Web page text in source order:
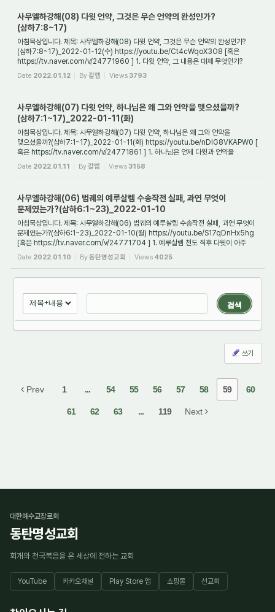
사무엘하강해(08) 다윗 언약, 그것은 무슨 언약의 완성인가?
(삼하7:8~17)
아침묵상입니다. 제목: 사무엘하강해(08) 다윗 언약, 그것은 무슨 언약의 완성인가?
(삼하7:8~17)_2022-01-12(수) https://youtu.be/Ct4cWqoX3O8 [혹은
https://tv.naver.com/v/24771960 ] 1. 다윗 언약, 그 내용은 대체 무엇인가?
하나님께서 다윗과 맺은 언약...
Date 2022.01.12 By갈렙 Views3793
사무엘하강해(07) 다윗 언약, 하나님은 왜 그와 언약을 맺으셨을까?
(삼하7:1~17)_2022-01-11(화)
아침묵상입니다. 제목: 사무엘하강해(07) 다윗 언약, 하나님은 왜 그와 언약을
맺으셨을까?(삼하7:1~17)_2022-01-11(화) https://youtu.be/nDlG8VKAPW0 [
혹은 https://tv.naver.com/v/24771861 ] 1. 하나님은 언제 다윗과 언약을
맺으셨는가? 하나님께서는 B....
Date 2022.01.11 By갈렙 Views3158
사무엘하강해(06) 법궤의 예루살렘 수송작전 실패, 과연 무엇이
문제였는가?(삼하6:1~23)_2022-01-10
아침묵상입니다. 제목: 사무엘하강해(06) 법궤의 예루살렘 수송작전 실패, 과연 무엇이
문제였는가?(삼하6:1~23)_2022-01-10(월) https://youtu.be/S17qDnHx5hg
[혹은 https://tv.naver.com/v/24771704 ] 1. 예루살렘 천도 직후 다윗이 아주
중요한 사역으로 ...
Date 2022.01.10 By동탄명성교회 Views 4025
검색
쓰기
Prev 1 ... 54 55 56 57 58 59 60
61 62 63 ... 119 Next
대한예수교장로회
동탄명성교회
회개와 천국복음을 온 세상에 전하는 교회
YouTube 카카오채널 Play Store 앱 쇼핑몰 선교회